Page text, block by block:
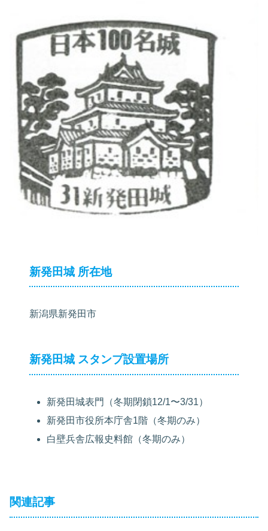
新発田城 所在地
新潟県新発田市
新発田城 スタンプ設置場所
新発田城表門（冬期閉鎖12/1〜3/31）
新発田市役所本庁舎1階（冬期のみ）
白壁兵舎広報史料館（冬期のみ）
関連記事